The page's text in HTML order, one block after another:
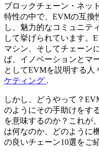
ブロックチェーン・ネッ
特性の中で、EVMの互換
し、魅力的なコミュニテ
して挙げられています。
マシン、そしてチェーン
ば、イノベーションとマ
としてEVMを説明する人
ケティング .
しかし、どうやって？
のようにその手助けをす
を意味するのか？これが
は何なのか、どのように
の良いチェーン10選をご